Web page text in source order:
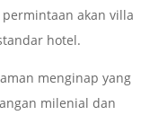
akan villa
hotel.
menginap yang
milenial dan